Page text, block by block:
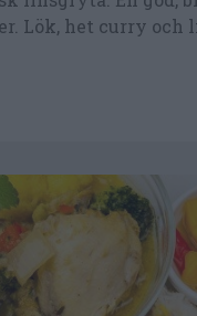
Lök, het curry och